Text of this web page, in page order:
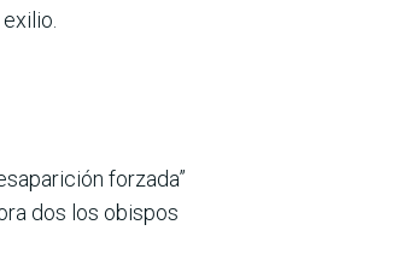
forzada”
dos los obispos